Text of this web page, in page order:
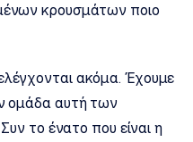
κρουσμάτων ποιο
ακόμα. Έχουμε
ομάδα αυτή των
το ένατο που είναι η